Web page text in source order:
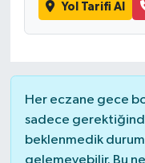
Yol Tarifi Al
Her eczane gece
sadece
beklenmedik